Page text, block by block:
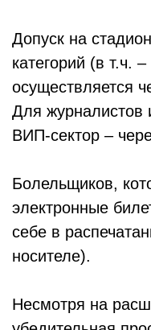
Допуск на
категорий (в т.ч.
Для журналистов
ВИП-сектор –
Болельщиков,
электронные
себе в
носителе).
Несмотря на